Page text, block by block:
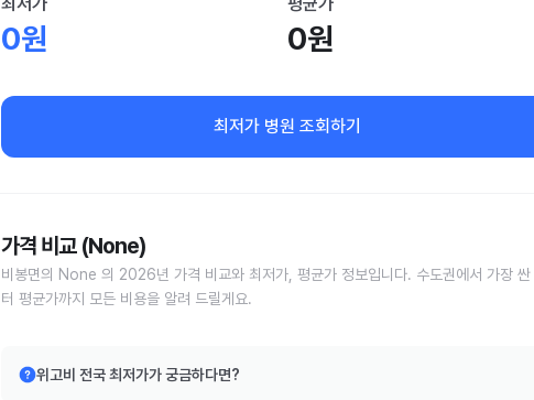
0원 0원
최저가 병원 조회하기
가격 비교 (None)
비봉면의 None 의 2026년 가격 비교와 최저가, 평균가 정보입니다. 수도권에서 가장 싼
터 평균가까지 모든 비용을 알려 드릴게요.
위고비 전국 최저가가 궁금하다면?